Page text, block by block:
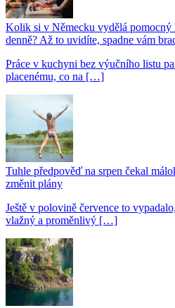
Kolik si v Německu vydělá pomocný
denně? Až to uvidíte, spadne vám
Práce v kuchyni bez výučního listu
placenému, co na […]
Tuhle předpověď na srpen čekal
změnit plány
Ještě v polovině července to
vlažný a proměnlivý […]